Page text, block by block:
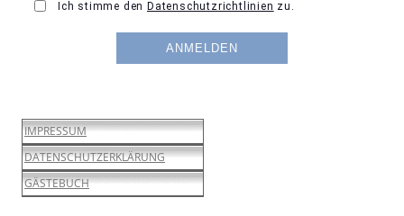
IMPRESSUM
DATENSCHUTZERKLÄRUNG
GÄSTEBUCH